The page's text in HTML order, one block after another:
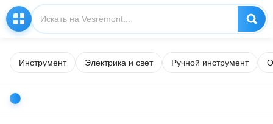
Инструмент Электрика и свет Ручной инструмент